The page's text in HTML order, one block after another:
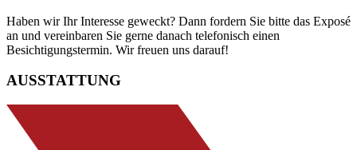
Haben wir Ihr Interesse geweckt? Dann fordern Sie bitte das Exposé
an und vereinbaren Sie gerne danach telefonisch einen
Besichtigungstermin. Wir freuen uns darauf!
AUSSTATTUNG